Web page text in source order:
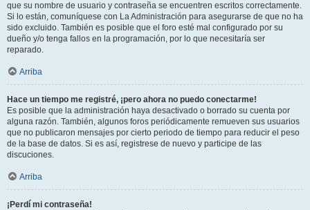
que su nombre de usuario y contraseña se encuentren escritos correctamente.
Si lo están, comuníquese con La Administración para asegurarse de que no ha
sido excluido. También es posible que el foro esté mal configurado por su
dueño y/o tenga fallos en la programación, por lo que necesitaría ser
reparado.
Arriba
Hace un tiempo me registré, ¡pero ahora no puedo conectarme!
Es posible que la administración haya desactivado o borrado su cuenta por
alguna razón. También, algunos foros periódicamente remueven sus usuarios
que no publicaron mensajes por cierto periodo de tiempo para reducir el peso
de la base de datos. Si es así, registrese de nuevo y participe de las
discuciones.
Arriba
¡Perdí mi contraseña!